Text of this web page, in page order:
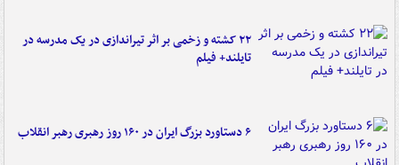
۲۲ کشته و زخمی بر اثر تیراندازی در یک مدرسه در
تایلند+ فیلم
۶ دستاورد بزرگ ایران در ۱۶۰ روز رهبری رهبر انقلاب